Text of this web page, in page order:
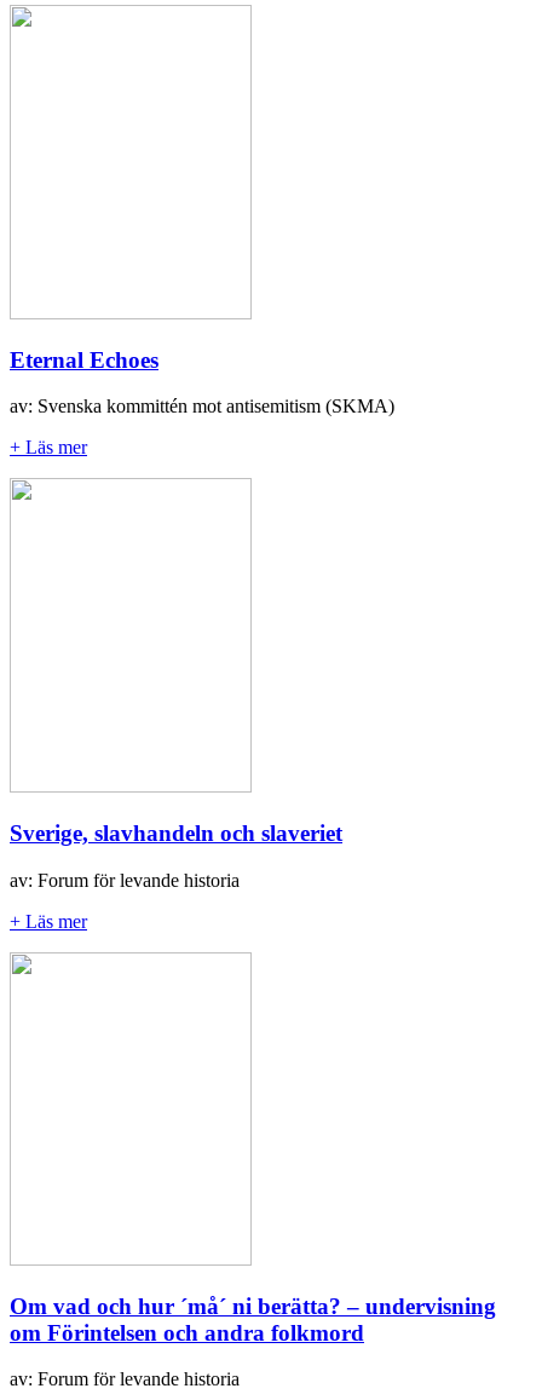
Eternal Echoes
av: Svenska kommittén mot antisemitism (SKMA)
+ Läs mer
Sverige, slavhandeln och slaveriet
av: Forum för levande historia
+ Läs mer
Om vad och hur ´må´ ni berätta? – undervisning
om Förintelsen och andra folkmord
av: Forum för levande historia